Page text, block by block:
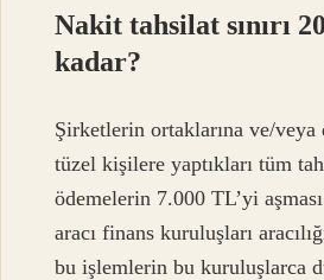
Nakit tahsilat sınırı
kadar?
Şirketlerin ortaklarına ve/veya
tüzel kişilere yaptıkları tüm
ödemelerin 7.000 TL’yi
aracı finans kuruluşları
bu işlemlerin bu kuruluşlarca